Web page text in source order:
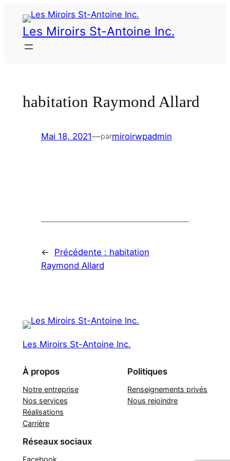
Les Miroirs St-Antoine Inc.
habitation Raymond Allard
Mai 18, 2021—parmiroirwpadmin
← Précédente : habitation
Raymond Allard
Les Miroirs St-Antoine Inc.
À propos
Notre entreprise
Nos services
Réalisations
Carrière
Politiques
Renseignements privés
Nous rejoindre
Réseaux sociaux